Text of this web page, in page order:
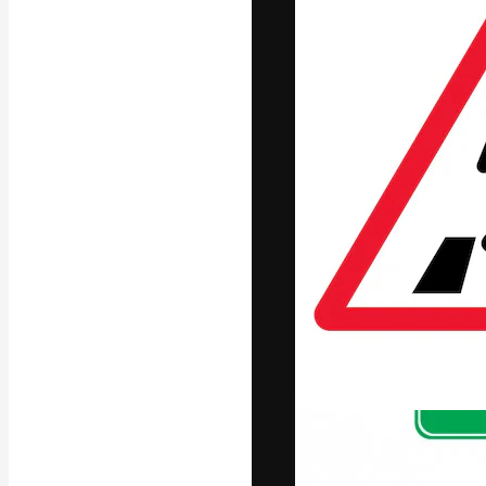
La plataforma
trabajo. Más
entre
Español